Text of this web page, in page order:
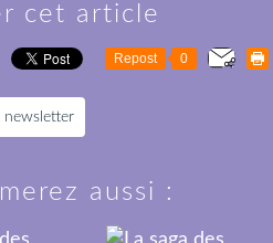
cet article
Repost 0
newsletter
aussi :